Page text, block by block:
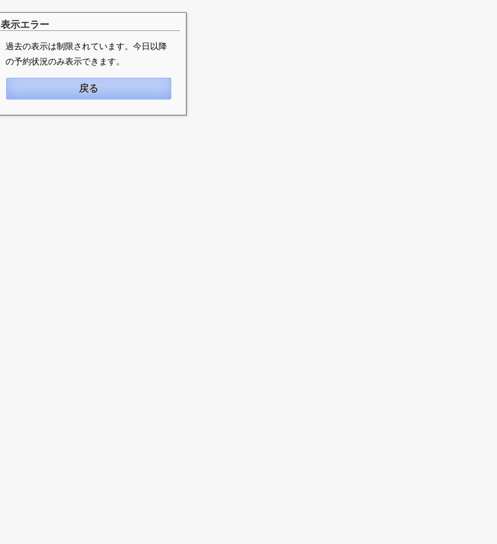
表示エラー
過去の表示は制限されています。今日以降
の予約状況のみ表示できます。
戻る